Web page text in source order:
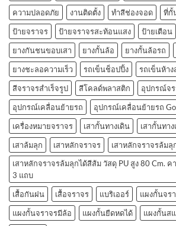
ความปลอดภัย
งานติดตั้ง ทำสีช่องจอด
ที่กั้
ป้ายจราจร
ป้ายจราจรสะท้อนแสง ป้ายเตือน
ยางกันชนขอบเสา
ยางกั้นล้อ ยางกั้นล้อรถ
ยางชะลอความเร็ว
รถเข็นช็อปปิ้ง รถเข็นห้า
สีจราจรสำเร็จรูป
สีโคลด์พลาสติก
อุปกรณ์จ
อุปกรณ์เคลื่อนย้ายรถ
อุปกรณ์เคลื่อนย้ายรถ
เครื่องหมายจราจร
เสากั้นทางเดิน
เสากั้นทา
เสาล้มลุก
เสาหลักจราจร
เสาหลักจราจรล้มลุ
เสาหลักจราจรล้มลุกได้สีส้ม วัสดุ PU สูง 80 Cm.
3 แถบ
เสื้อกันฝน
เสื้อจราจร แบริเออร์
แผงกั้นจร
แผงกั้นจราจรมีล้อ
แผงกั้นยืดหดได้ แผงกั้นส